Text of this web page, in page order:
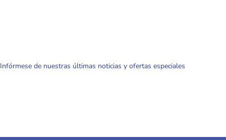
Infórmese de nuestras últimas noticias y ofertas especiales